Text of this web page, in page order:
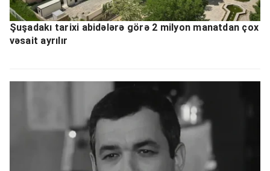
Şuşadakı tarixi abidələrə görə 2 milyon manatdan çox
vəsait ayrılır